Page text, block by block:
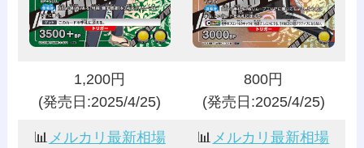
1,200円
(発売日:2025/4/25)
800円
(発売日:2025/4/25)
📊 メルカリ最新相場
📊 メルカリ最新相場